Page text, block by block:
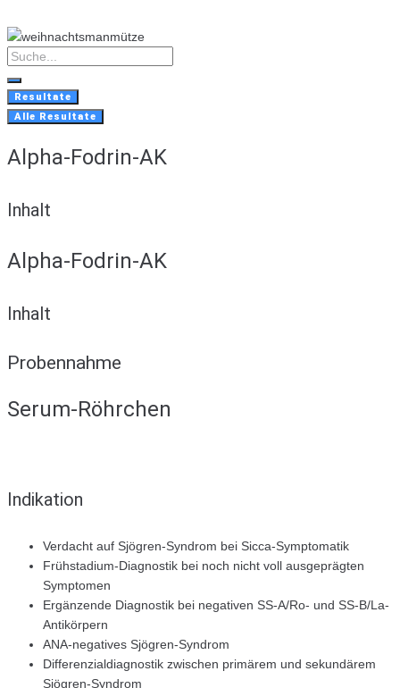
to
content
Search
...
Resultate
Alle Resultate
Alpha-Fodrin-AK
Inhalt
Alpha-Fodrin-AK
Inhalt
Probennahme
Serum-Röhrchen
Indikation
Verdacht auf Sjögren-Syndrom bei Sicca-Symptomatik
Frühstadium-Diagnostik bei noch nicht voll ausgeprägten
Symptomen
Ergänzende Diagnostik bei negativen SS-A/Ro- und SS-B/La-
Antikörpern
ANA-negatives Sjögren-Syndrom
Differenzialdiagnostik zwischen primärem und sekundärem
Sjögren-Syndrom